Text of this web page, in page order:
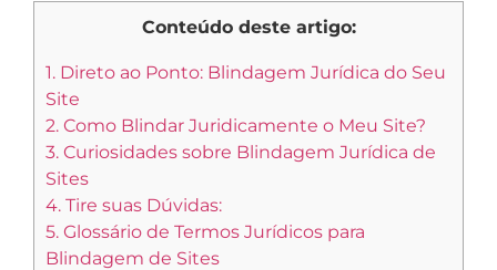
Conteúdo deste artigo:
1. Direto ao Ponto: Blindagem Jurídica do Seu
Site
2. Como Blindar Juridicamente o Meu Site?
3. Curiosidades sobre Blindagem Jurídica de
Sites
4. Tire suas Dúvidas:
5. Glossário de Termos Jurídicos para
Blindagem de Sites